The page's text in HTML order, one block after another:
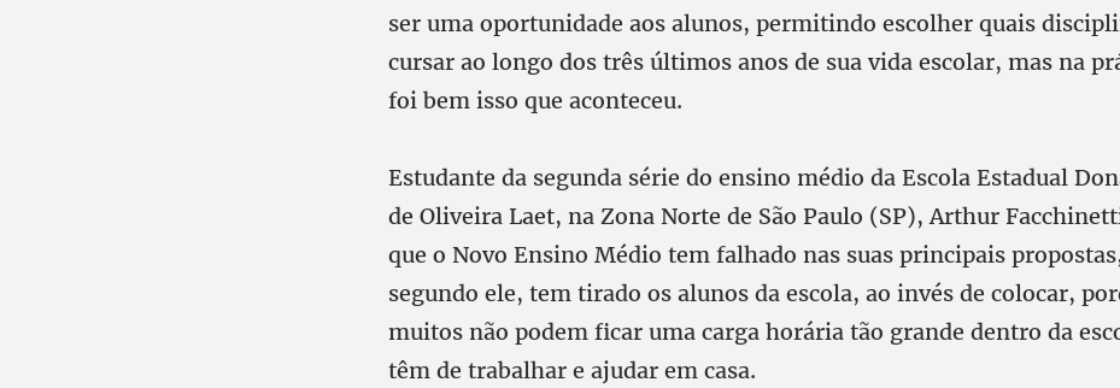
ser uma oportunidade aos alunos, permitindo escolher quais
cursar ao longo dos três últimos anos de sua vida escolar, mas na
foi bem isso que aconteceu.
Estudante da segunda série do ensino médio da Escola Estadual
de Oliveira Laet, na Zona Norte de São Paulo (SP), Arthur
que o Novo Ensino Médio tem falhado nas suas principais
segundo ele, tem tirado os alunos da escola, ao invés de colocar,
muitos não podem ficar uma carga horária tão grande dentro da
têm de trabalhar e ajudar em casa.